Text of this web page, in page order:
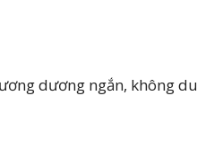
dương ngắn, không